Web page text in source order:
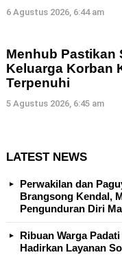
6 Agustus 2026, 6:44 am
Menhub Pastikan
Keluarga Korban
Terpenuhi
5 Agustus 2026, 6:45 am
LATEST NEWS
Perwakilan dan
Brangsong Kendal,
Pengunduran Diri
Ribuan Warga
Hadirkan Layanan